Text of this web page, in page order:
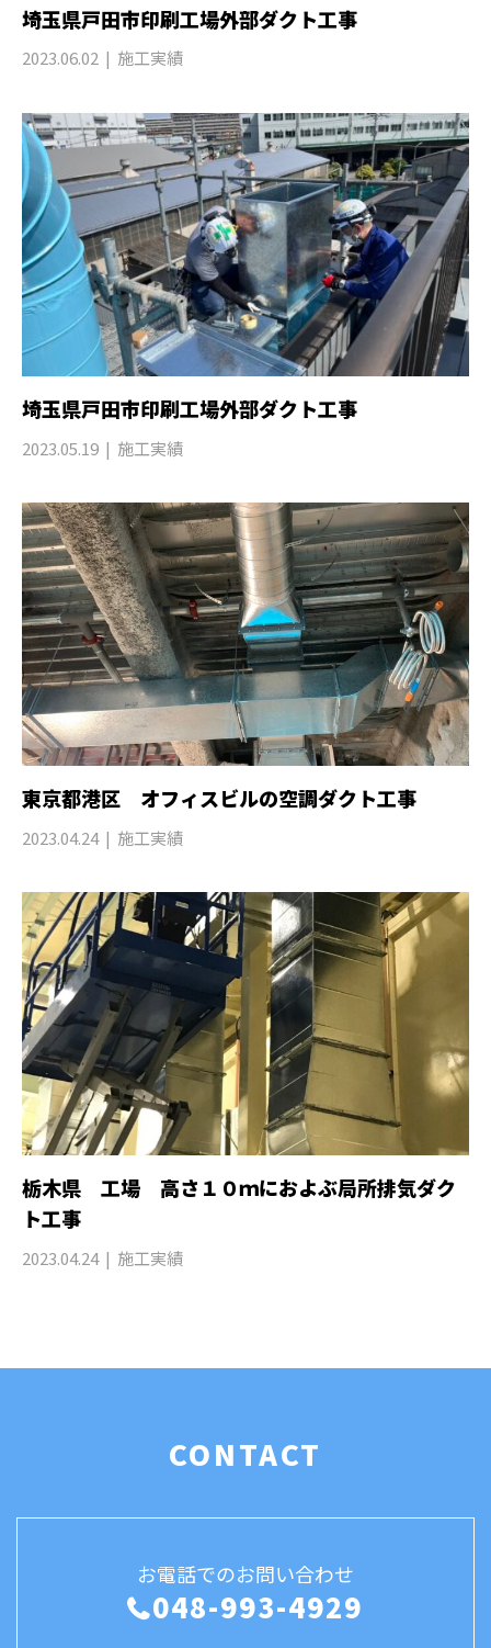
埼玉県戸田市印刷工場外部ダクト工事
2023.06.02 施工実績
埼玉県戸田市印刷工場外部ダクト工事
2023.05.19 施工実績
東京都港区 オフィスビルの空調ダクト工事
2023.04.24 施工実績
栃木県 工場 高さ１０ｍにおよぶ局所排気ダク
ト工事
2023.04.24 施工実績
CONTACT
お電話でのお問い合わせ
048-993-4929